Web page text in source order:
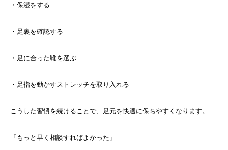
・保湿をする
・足裏を確認する
・足に合った靴を選ぶ
・足指を動かすストレッチを取り入れる
こうした習慣を続けることで、足元を快適に保ちやすくなります。
「もっと早く相談すればよかった」